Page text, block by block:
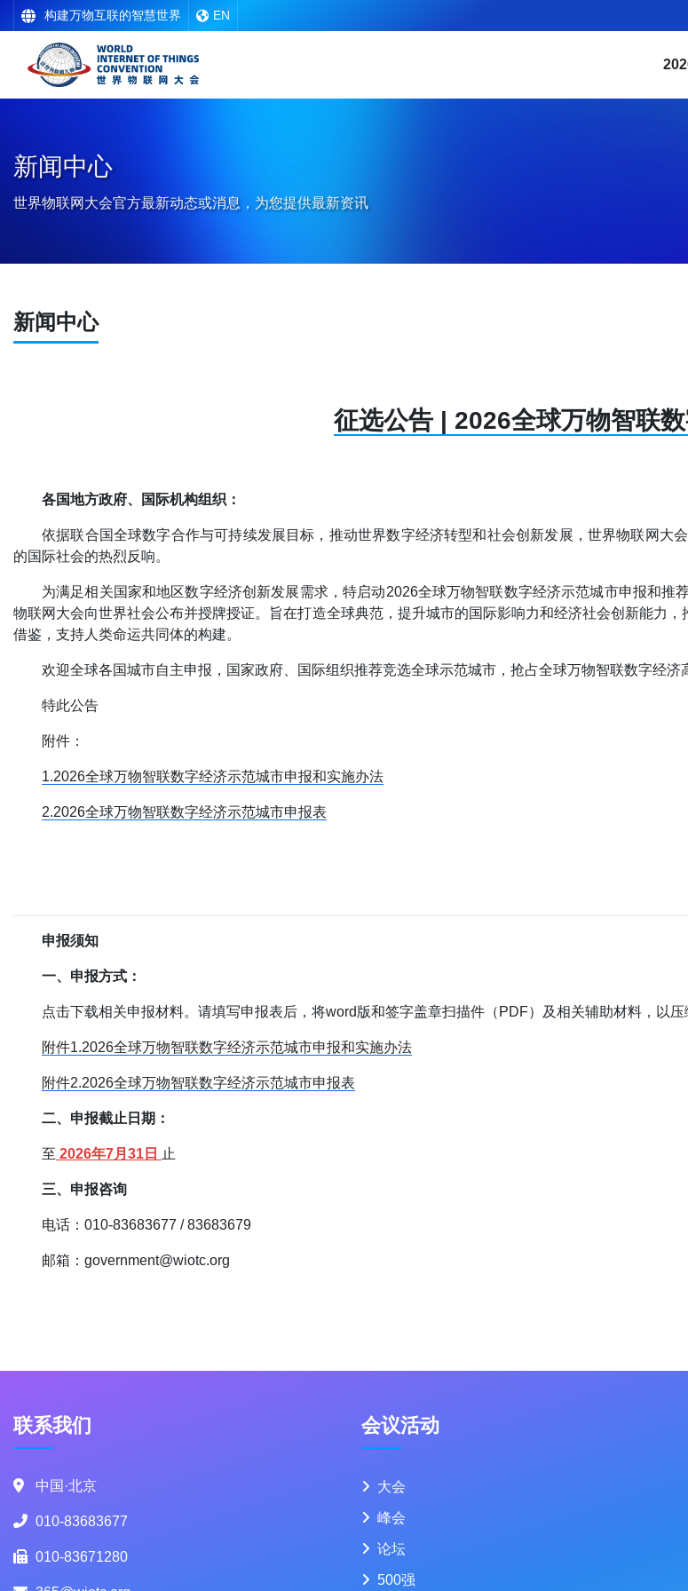
构建万物互联的智慧世界 EN
新闻中心
世界物联网大会官方最新动态或消息，为您提供最新资讯
新闻中心
征选公告 | 2026全球万物智联
各国地方政府、国际机构组织：
依据联合国全球数字合作与可持续发展目标，推动世界数字经济转型和社会创新发展，世界物联网
的国际社会的热烈反响。
为满足相关国家和地区数字经济创新发展需求，特启动2026全球万物智联数字经济示范城市申报和
物联网大会向世界社会公布并授牌授证。旨在打造全球典范，提升城市的国际影响力和经济社会创新能力
借鉴，支持人类命运共同体的构建。
欢迎全球各国城市自主申报，国家政府、国际组织推荐竞选全球示范城市，抢占全球万物智联数字经济
特此公告
附件：
1.2026全球万物智联数字经济示范城市申报和实施办法
2.2026全球万物智联数字经济示范城市申报表
申报须知
一、申报方式：
点击下载相关申报材料。请填写申报表后，将word版和签字盖章扫描件（PDF）及相关辅助材料，以
附件1.2026全球万物智联数字经济示范城市申报和实施办法
附件2.2026全球万物智联数字经济示范城市申报表
二、申报截止日期：
至 2026年7月31日 止
三、申报咨询
电话：010-83683677 / 83683679
邮箱：government@wiotc.org
联系我们
中国·北京
010-83683677
010-83671280
会议活动
大会
峰会
论坛
500强